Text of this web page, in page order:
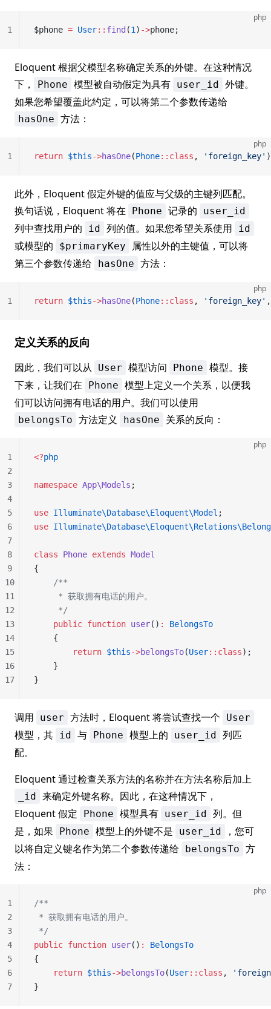
php
$phone = User:: find (1 ) ->phone;
1
Eloquent 根据父模型名称确定关系的外键。在这种情况
下，
Phone 模型被自动假定为具有 user_id 外键。
如果您希望覆盖此约定，可以将第二个参数传递给
hasOne 方法：
php
return $this->hasOne(Phone::class , 'foreign_key'
1
此外，Eloquent 假定外键的值应与父级的主键列匹配。
换句话说，Eloquent 将在
Phone 记录的 user_id
列中查找用户的 id 列的值。如果您希望关系使用 id
或模型的 $primaryKey
属性以外的主键值，可以将
第三个参数传递给 hasOne 方法：
php
return $this->hasOne(Phone::class , 'foreign_key'
1
定义关系的反向
因此，我们可以从 User 模型访问 Phone 模型。接
下来，让我们在
Phone 模型上定义一个关系，以便我
们可以访问拥有电话的用户。我们可以使用
belongsTo 方法定义 hasOne 关系的反向：
php
<?php
namespace App\Models ;
use Illuminate\Database\Eloquent\Model ;
use
class Phone extends Model
{
    /**
     * 获取拥有电话的用户。
     */
    public
function user() :
BelongsTo
    {
        return
$this->belongsTo(User::class);
    }
}
1
2
3
4
5
6
7
8
9
10
11
12
13
14
15
16
17
调用 user 方法时，Eloquent 将尝试查找一个 User
模型，其 id 与 Phone 模型上的 user_id 列匹
配。
Eloquent 通过检查关系方法的名称并在方法名称后加上
_id 来确定外键名称。因此，在这种情况下，
Eloquent 假定
Phone 模型具有 user_id 列。但
是，如果 Phone 模型上的外键不是 user_id
，您可
以将自定义键名作为第二个参数传递给 belongsTo 方
法：
php
/**
* 获取拥有电话的用户。
*/
public function user() :
BelongsTo
{
    return
$this->belongsTo(User::class ,
}
1
2
3
4
5
6
7